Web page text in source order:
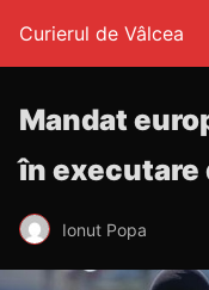
Curierul de Vâlcea
Mandat
în executare
Ionut Popa